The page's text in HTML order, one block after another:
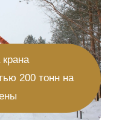
200 тонн на